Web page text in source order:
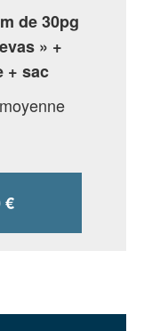
de 30pg
» +
+ sac
€